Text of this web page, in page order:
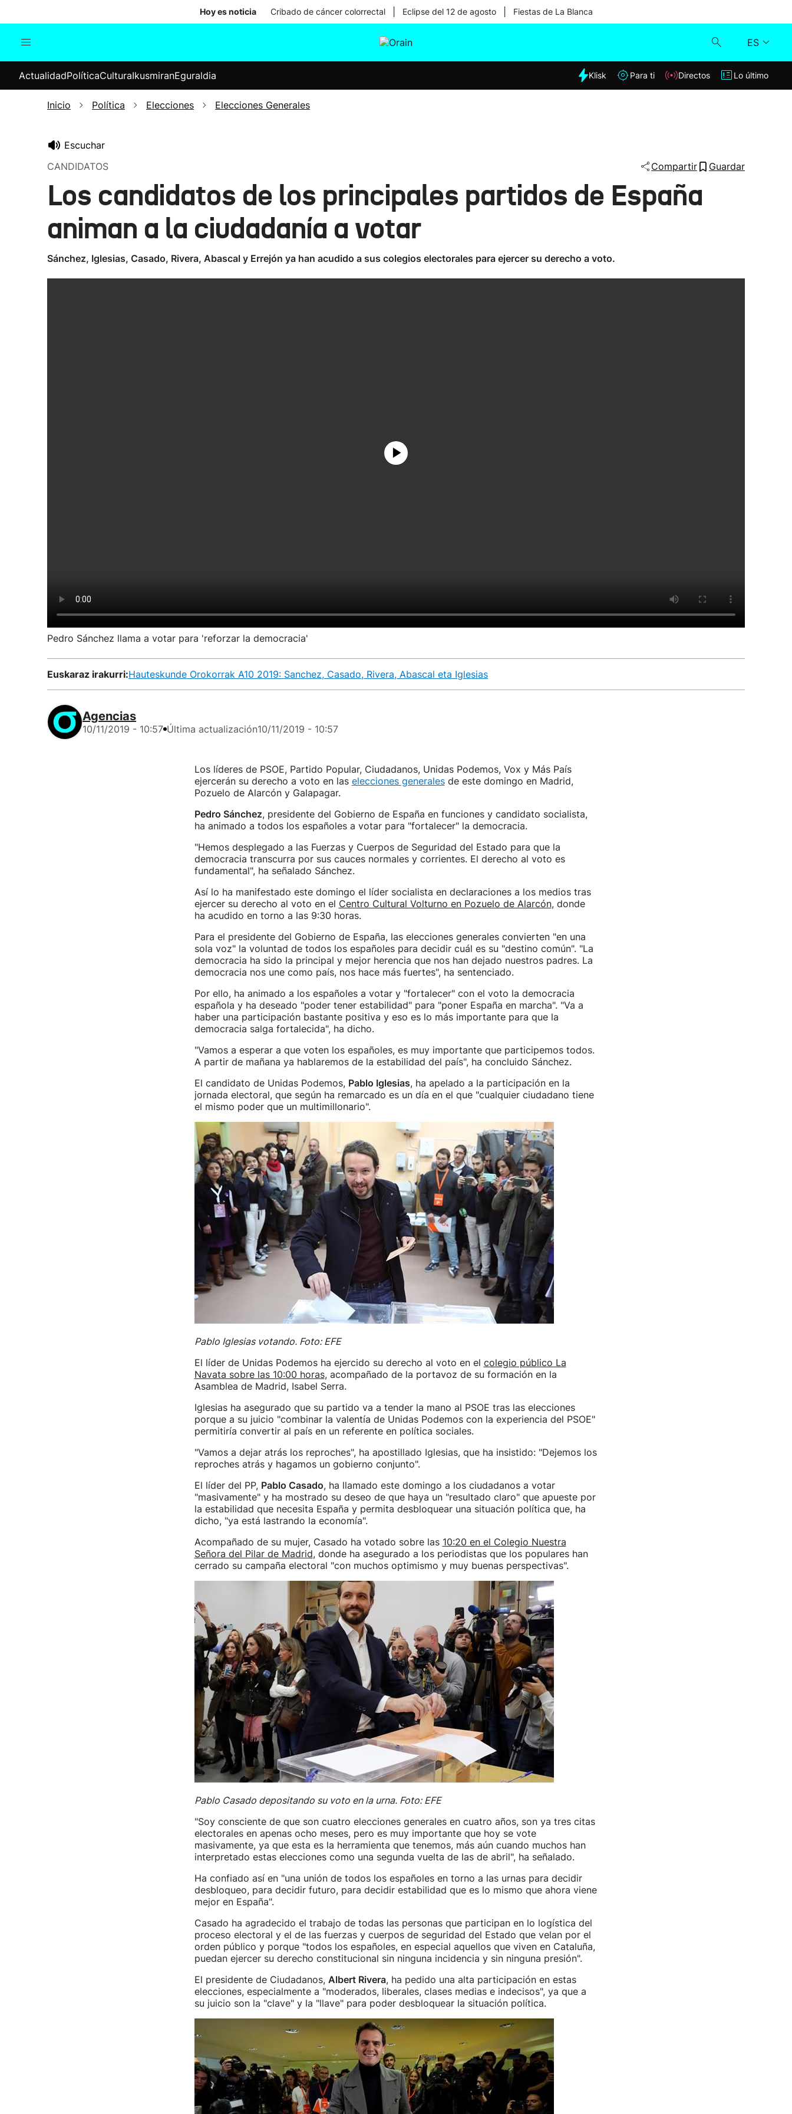
Hoy es noticia Cribado de cáncer colorrectal Eclipse del 12 de agosto Fiestas de La Blanca
ES
Internacional
Elecciones
Klisk
ActualidadPolíticaCulturaIkusmiranEguraldia Klisk Para ti Directos Lo último
Inicio Política Elecciones Elecciones Generales
Escuchar
CANDIDATOS
Compartir Guardar
Los candidatos de los principales partidos de España
animan a la ciudadanía a votar
Sánchez, Iglesias, Casado, Rivera, Abascal y Errejón ya han acudido a sus colegios electorales para ejercer su derecho a voto.
Pedro Sánchez llama a votar para 'reforzar la democracia'
Euskaraz irakurri:Hauteskunde Orokorrak A10 2019: Sanchez, Casado, Rivera, Abascal eta Iglesias
Agencias
10/11/2019 - 10:57 Última actualización10/11/2019 - 10:57
Los líderes de PSOE, Partido Popular, Ciudadanos, Unidas Podemos, Vox y Más País
ejercerán su derecho a voto en las elecciones generalesde este domingo en Madrid,
Pozuelo de Alarcón y Galapagar.
Pedro Sánchez, presidente del Gobierno de España en funciones y candidato socialista,
ha animado a todos los españoles a votar para "fortalecer" la democracia.
"Hemos desplegado a las Fuerzas y Cuerpos de Seguridad del Estado para que la
democracia transcurra por sus cauces normales y corrientes. El derecho al voto es
fundamental", ha señalado Sánchez.
Así lo ha manifestado este domingo el líder socialista en declaraciones a los medios tras
ejercer su derecho al voto en el Centro Cultural Volturno en Pozuelo de Alarcón, donde
ha acudido en torno a las 9:30 horas.
Para el presidente del Gobierno de España, las elecciones generales convierten "en una
sola voz" la voluntad de todos los españoles para decidir cuál es su "destino común". "La
democracia ha sido la principal y mejor herencia que nos han dejado nuestros padres. La
democracia nos une como país, nos hace más fuertes", ha sentenciado.
Por ello, ha animado a los españoles a votar y "fortalecer" con el voto la democracia
española y ha deseado "poder tener estabilidad" para "poner España en marcha". "Va a
haber una participación bastante positiva y eso es lo más importante para que la
democracia salga fortalecida", ha dicho.
"Vamos a esperar a que voten los españoles, es muy importante que participemos todos.
A partir de mañana ya hablaremos de la estabilidad del país", ha concluido Sánchez.
El candidato de Unidas Podemos, Pablo Iglesias, ha apelado a la participación en la
jornada electoral, que según ha remarcado es un día en el que "cualquier ciudadano tiene
el mismo poder que un multimillonario".
Pablo Iglesias votando. Foto: EFE
El líder de Unidas Podemos ha ejercido su derecho al voto en el colegio público La
Navata sobre las 10:00 horas, acompañado de la portavoz de su formación en la
Asamblea de Madrid, Isabel Serra.
Iglesias ha asegurado que su partido va a tender la mano al PSOE tras las elecciones
porque a su juicio "combinar la valentía de Unidas Podemos con la experiencia del PSOE"
permitiría convertir al país en un referente en política sociales.
"Vamos a dejar atrás los reproches", ha apostillado Iglesias, que ha insistido: "Dejemos los
reproches atrás y hagamos un gobierno conjunto".
El líder del PP, Pablo Casado, ha llamado este domingo a los ciudadanos a votar
"masivamente" y ha mostrado su deseo de que haya un "resultado claro" que apueste por
la estabilidad que necesita España y permita desbloquear una situación política que, ha
dicho, "ya está lastrando la economía".
Acompañado de su mujer, Casado ha votado sobre las 10:20 en el Colegio Nuestra
Señora del Pilar de Madrid, donde ha asegurado a los periodistas que los populares han
cerrado su campaña electoral "con muchos optimismo y muy buenas perspectivas".
Pablo Casado depositando su voto en la urna. Foto: EFE
"Soy consciente de que son cuatro elecciones generales en cuatro años, son ya tres citas
electorales en apenas ocho meses, pero es muy importante que hoy se vote
masivamente, ya que esta es la herramienta que tenemos, más aún cuando muchos han
interpretado estas elecciones como una segunda vuelta de las de abril", ha señalado.
Ha confiado así en "una unión de todos los españoles en torno a las urnas para decidir
desbloqueo, para decidir futuro, para decidir estabilidad que es lo mismo que ahora viene
mejor en España".
Casado ha agradecido el trabajo de todas las personas que participan en lo logística del
proceso electoral y el de las fuerzas y cuerpos de seguridad del Estado que velan por el
orden público y porque "todos los españoles, en especial aquellos que viven en Cataluña,
puedan ejercer su derecho constitucional sin ninguna incidencia y sin ninguna presión".
El presidente de Ciudadanos, Albert Rivera, ha pedido una alta participación en estas
elecciones, especialmente a "moderados, liberales, clases medias e indecisos", ya que a
su juicio son la "clave" y la "llave" para poder desbloquear la situación política.